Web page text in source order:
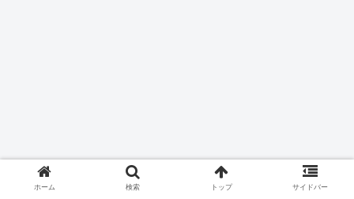
ホーム 検索 トップ サイドバー